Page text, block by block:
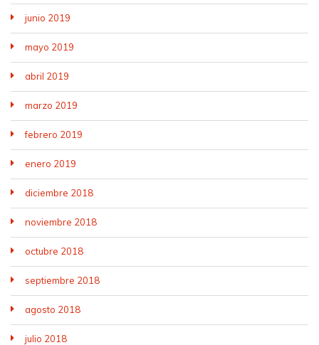
junio 2019
mayo 2019
abril 2019
marzo 2019
febrero 2019
enero 2019
diciembre 2018
noviembre 2018
octubre 2018
septiembre 2018
agosto 2018
julio 2018